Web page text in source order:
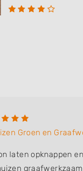
Groen en
laten opknappen